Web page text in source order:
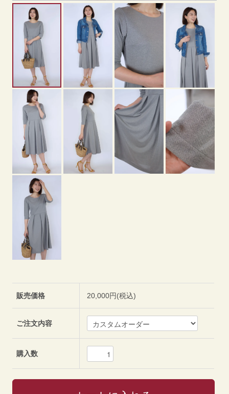
販売価格 20,000円(税込)
ご注文内容
購入数